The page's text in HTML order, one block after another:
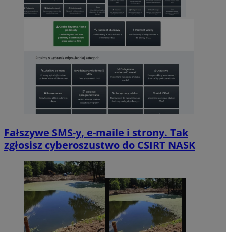
Fałszywe SMS-y, e-maile i strony. Tak
zgłosisz cyberoszustwo do CSIRT NASK